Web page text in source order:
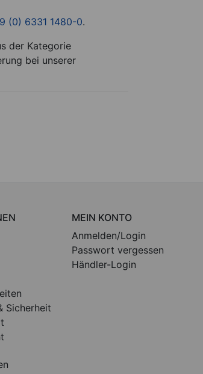
(0) 6331 1480-0.
der Kategorie
bei unserer
Sicherheit
MEIN KONTO
Anmelden/Login
Passwort vergessen
Händler-Login